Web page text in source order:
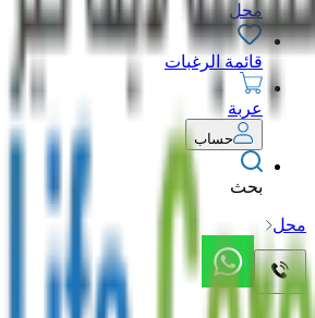
محل
قائمة الرغبات
عربة
حساب
بحث
محل